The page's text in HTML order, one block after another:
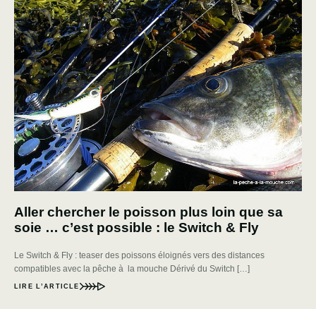
Aller chercher le poisson plus loin que sa
soie … c’est possible : le Switch & Fly
Le Switch & Fly : teaser des poissons éloignés vers des distances
compatibles avec la pêche à la mouche Dérivé du Switch […]
LIRE L’ARTICLE